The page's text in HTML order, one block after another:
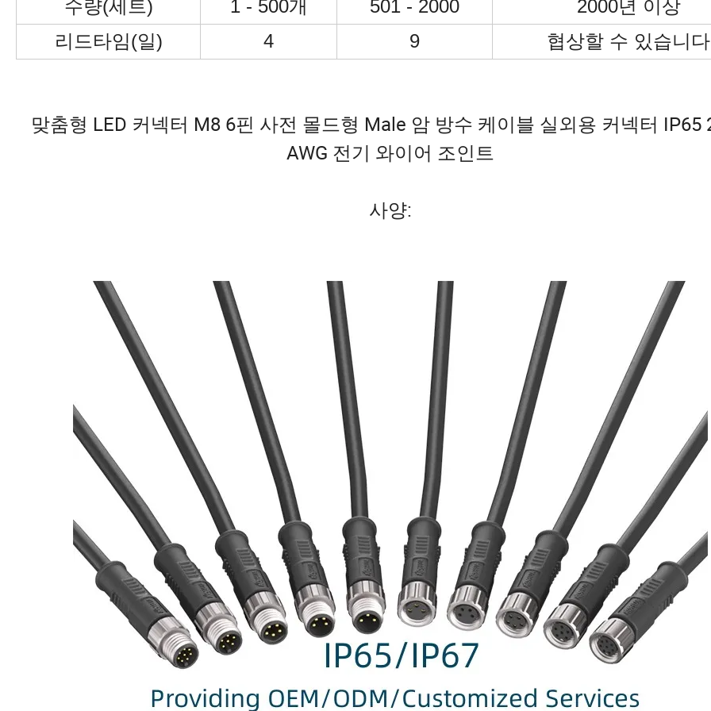
수량(세트) 1 - 500개 501 - 2000
2000년 이상
리드타임(일)
4 9 협상할 수 있습니다
맞춤형 LED 커넥터 M8 6핀 사전 몰드형 Male 암 방수 케이블 실외용 커넥터 IP65
AWG 전기 와이어 조인트
사양: